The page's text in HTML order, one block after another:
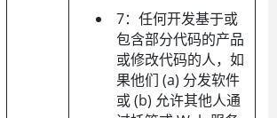
7：任何开发基于或
包含部分代码的产品
或修改代码的人，如
果他们 (a) 分发软件
或 (b) 允许其他人通